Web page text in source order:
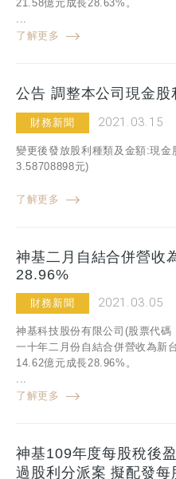
21.58億元成長28.63%。
了解更多
公告 調整本公司現金股
財務新聞 2021.03.15
變更後發放股利種類及金額:現
3.58708898元)
了解更多
神基二月自結合併營收
28.96%
財務新聞 2021.03.05
神基科技股份有限公司(股票代
一十年二月份自結合併營收為新
14.62億元成長28.96%。
了解更多
神基109年度每股稅後
過股利分派案 擬配發每